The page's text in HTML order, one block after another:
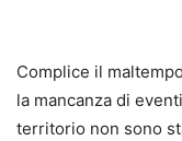
Complice il
la mancanza di
territorio non sono